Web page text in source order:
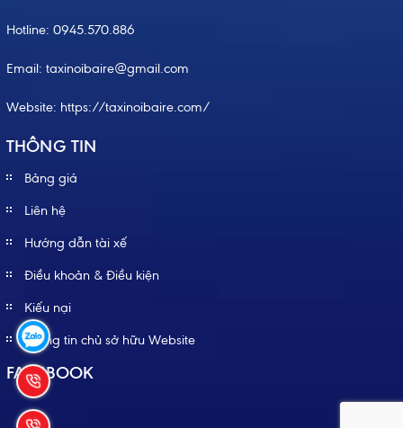
Hotline: 0945.570.886
Email: taxinoibaire@gmail.com
Website: https://taxinoibaire.com/
THÔNG TIN
Bảng giá
Liên hệ
Hướng dẫn tài xế
Điều khoản & Điều kiện
Kiếu nại
Thông tin chủ sở hữu Website
FACEBOOK